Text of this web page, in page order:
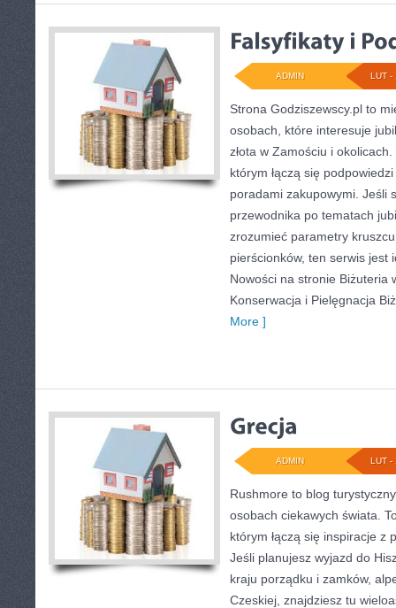
LUT -
ADMIN
Strona Godziszewscy.pl to
osobach, które interesuje
złota w Zamościu i
którym łączą się
poradami zakupowymi. Jeśli
przewodnika po tematach
zrozumieć parametry
pierścionków, ten serwis jest
Nowości na stronie Biżuteria
Konserwacja i Pielęgnacja
More ]
LUT -
ADMIN
Rushmore to blog
osobach ciekawych świata.
którym łączą się inspiracje z
Jeśli planujesz wyjazd do
kraju porządku i zamków,
Czeskiej, znajdziesz tu